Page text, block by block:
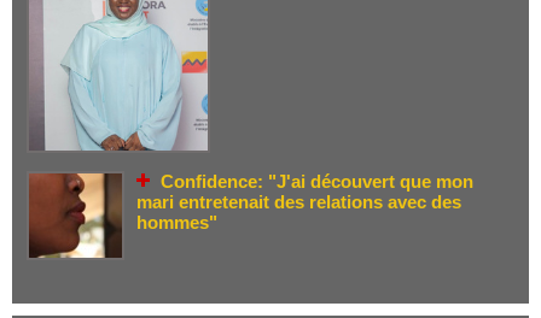
Confidence: "J'ai découvert que mon
mari entretenait des relations avec des
hommes"